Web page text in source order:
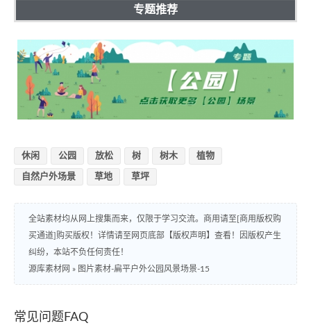
专题推荐
休闲 公园 放松 树 树木 植物
自然户外场景 草地 草坪
全站素材均从网上搜集而来，仅限于学习交流。商用请至[商用版权购
买通道]购买版权！详情请至网页底部【版权声明】查看！因版权产生
纠纷，本站不负任何责任！
源库素材网 » 图片素材-扁平户外公园风景场景-15
常见问题FAQ